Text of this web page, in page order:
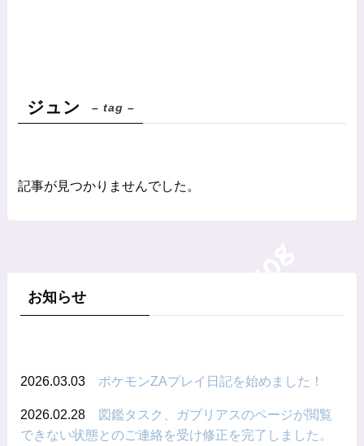
ジュン – tag –
記事が見つかりませんでした。
お知らせ
2026.03.03 ポケモンZAプレイ日記を始めました！
2026.02.28
図鑑タスク、ガブリアスのページが閲覧
できない状態とのご連絡を受け修正を完了しました。